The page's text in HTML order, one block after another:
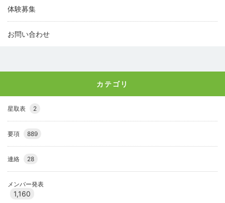
体験募集
お問い合わせ
カテゴリ
星取表 2
要項 889
連絡 28
メンバー発表
1,160